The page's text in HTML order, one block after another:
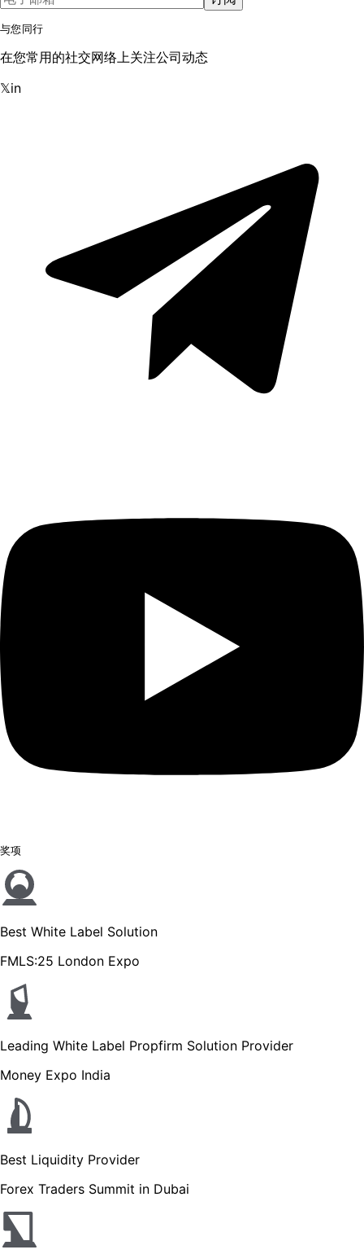
与您同行
在您常用的社交网络上关注公司动态
𝕏in
奖项
Best White Label Solution
FMLS:25 London Expo
Leading White Label Propfirm Solution Provider
Money Expo India
Best Liquidity Provider
Forex Traders Summit in Dubai